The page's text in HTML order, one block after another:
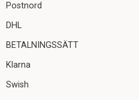
Postnord
DHL
BETALNINGSSÄTT
Klarna
Swish